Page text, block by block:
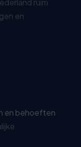
ruim
en
en behoeften